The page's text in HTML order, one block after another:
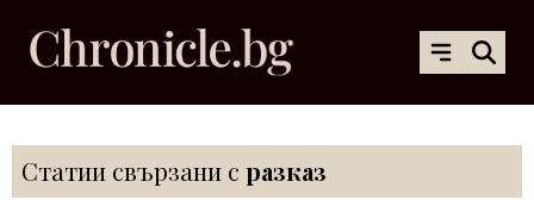
Статии свързани с разказ